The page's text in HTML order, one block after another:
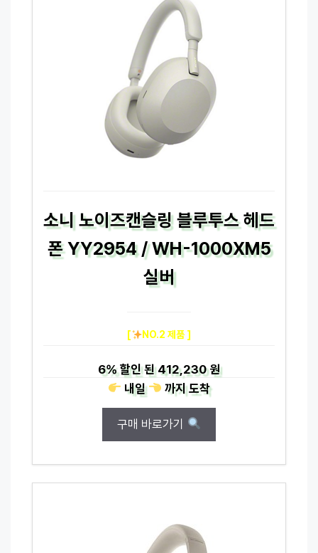
소니 노이즈캔슬링 블루투스 헤드
폰 YY2954 / WH-1000XM5
실버
[ NO.2 제품 ]
6%할인 된412,230 원
내일
까지도착
구매 바로가기